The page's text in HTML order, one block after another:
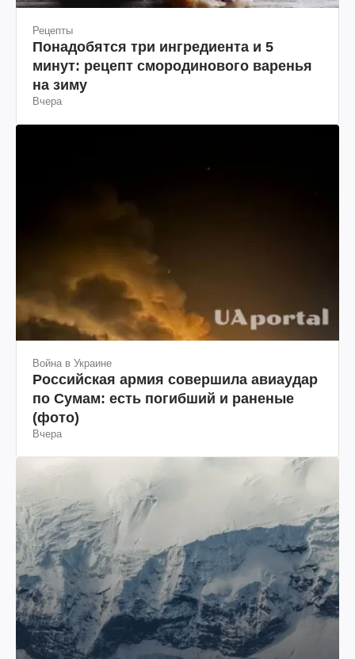
Рецепты
Понадобятся три ингредиента и 5
минут: рецепт смородинового варенья
на зиму
Вчера
Война в Украине
Российская армия совершила авиаудар
по Сумам: есть погибший и раненые
(фото)
Вчера